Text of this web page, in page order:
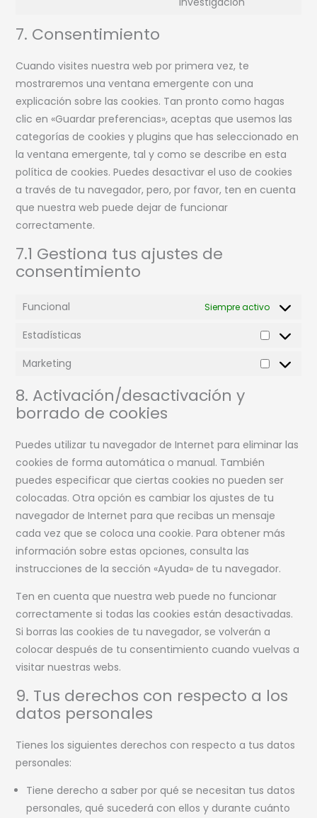
7. Consentimiento
Cuando visites nuestra web por primera vez, te
mostraremos una ventana emergente con una
explicación sobre las cookies. Tan pronto como hagas
clic en «Guardar preferencias», aceptas que usemos las
categorías de cookies y plugins que has seleccionado en
la ventana emergente, tal y como se describe en esta
política de cookies. Puedes desactivar el uso de cookies
a través de tu navegador, pero, por favor, ten en cuenta
que nuestra web puede dejar de funcionar
correctamente.
7.1 Gestiona tus ajustes de
consentimiento
Funcional Siempre activo
Estadísticas
Marketing
8. Activación/desactivación y
borrado de cookies
Puedes utilizar tu navegador de Internet para eliminar las
cookies de forma automática o manual. También
puedes especificar que ciertas cookies no pueden ser
colocadas. Otra opción es cambiar los ajustes de tu
navegador de Internet para que recibas un mensaje
cada vez que se coloca una cookie. Para obtener más
información sobre estas opciones, consulta las
instrucciones de la sección «Ayuda» de tu navegador.
Ten en cuenta que nuestra web puede no funcionar
correctamente si todas las cookies están desactivadas.
Si borras las cookies de tu navegador, se volverán a
colocar después de tu consentimiento cuando vuelvas a
visitar nuestras webs.
9. Tus derechos con respecto a los
datos personales
Tienes los siguientes derechos con respecto a tus datos
personales:
Tiene derecho a saber por qué se necesitan tus datos
personales, qué sucederá con ellos y durante cuánto